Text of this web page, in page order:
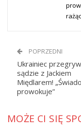
POPRZEDNI
Ukrainiec
sądzie z Jackiem
Międlarem!
prowokuje”
MOŻE CI SIĘ